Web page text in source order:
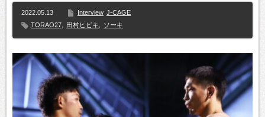
2022.05.13 Interview J-CAGE
TORAO27
田村ヒビキ ソーキ